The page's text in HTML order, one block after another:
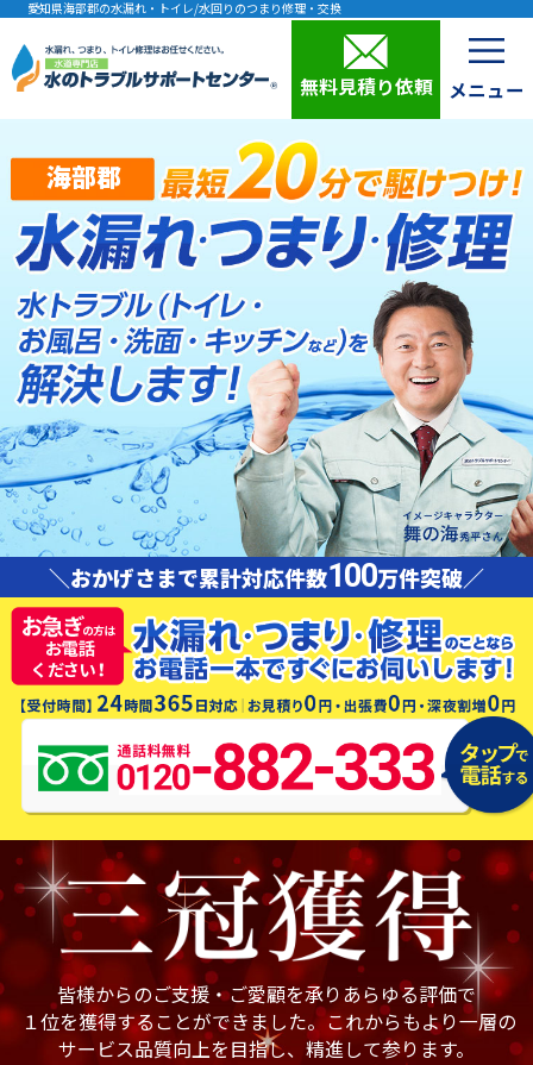
愛知県海部郡の水漏れ・トイレ/水回りのつまり修理・交換
無料見積り依頼
海部郡
＼おかげさまで累計対応件数100万件突破／
皆様からのご支援・ご愛顧を承りあらゆる評価で
１位を獲得することができました。これからもより一層の
サービス品質向上を目指し、精進して参ります。